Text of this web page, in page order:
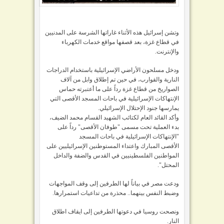
وتشن إسرائيل هذه الأثناء غاراتها الشرسة على المدنيين
في قطاع غزة، بعد قصفها مواقع خدمات الكهرباء
والإنترنت.
ودخل مسلحون الأراضي الإسرائيلية باستخدام الدراجات
النارية والقوارب، في حين تم إطلاق وابل من آلاف
الصواريخ من قطاع غزة رداً على ما أعتبرته حماس
الإنتهاكات الإسرائيلية في باحات المسجد الأقصى التي
يمارسها جنود الإحتلال الإسرائيلي.
وأكد القائد العام لكتائب الشهيد القسام محمد الضيف،
بدء العملية تحت مسمى "طوفان الأقصى" رداً على
"الإنتهاكات الإسرائيلية في باحات المسجد
الأقصى المبارك واعتداء المستوطنين الإسرائيليين على
المواطنين الفلسطينيين في القدس والضفة والداخل
المحتل".
ودعت مصر في بياناً لها الطرفين إلى وقف المواجهات
وضبط النفس بينهما.. محذرة من تداعيات استمرارها.
ونصحت روسيا في دعوتها الطرفين إلى ايقاف اطلاق
النار.